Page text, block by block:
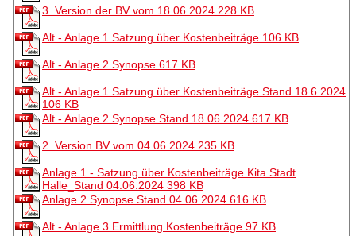
3. Version der BV vom 18.06.2024 228 KB
Alt - Anlage 1 Satzung über Kostenbeiträge 106 KB
Alt - Anlage 2 Synopse 617 KB
Alt - Anlage 1 Satzung über Kostenbeiträge Stand 18.6.2024
106 KB
Alt - Anlage 2 Synopse Stand 18.06.2024 617 KB
2. Version BV vom 04.06.2024 235 KB
Anlage 1 - Satzung über Kostenbeiträge Kita Stadt
Halle_Stand 04.06.2024 398 KB
Anlage 2 Synopse Stand 04.06.2024 616 KB
Alt - Anlage 3 Ermittlung Kostenbeiträge 97 KB